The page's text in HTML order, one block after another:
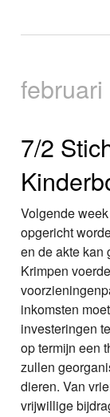
februari
7/2
Volgende
opgericht
en de akte kan
Krimpen
inkomsten
investeringen
op termijn een
zullen
dieren. Van
vrijwillige